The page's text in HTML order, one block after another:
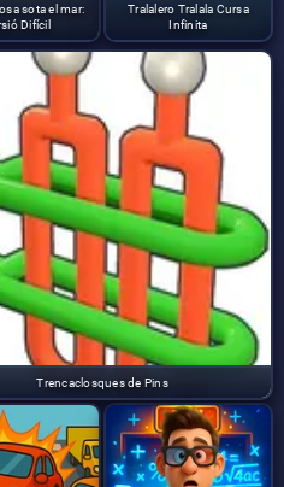
sota el mar:
Difícil
Tralalero Tralala Cursa
Infinita
Trencaclosques de Pins